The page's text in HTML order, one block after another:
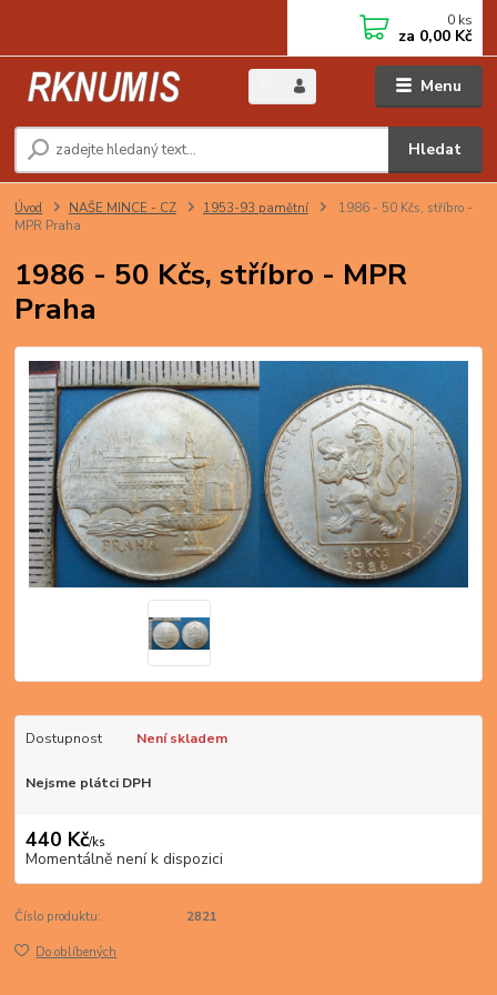
Menu
Hledat
0 ks
za 0,00 Kč
Úvod NAŠE MINCE - CZ 1953-93 pamětní
1986 - 50 Kčs, stříbro -
MPR Praha
1986 - 50 Kčs, stříbro - MPR
Praha
Dostupnost Není skladem
Nejsme plátci DPH
440 Kč/ks
Momentálně není k dispozici
Číslo produktu: 2821
Do oblíbených